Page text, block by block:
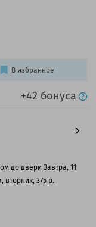
+42 бонуса
до двери Завтра, 11
вторник, 375 р.
В избранное